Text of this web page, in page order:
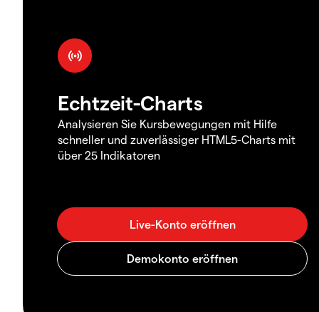
Echtzeit-Charts
Analysieren Sie Kursbewegungen mit Hilfe
schneller und zuverlässiger HTML5-Charts mit
über 25 Indikatoren